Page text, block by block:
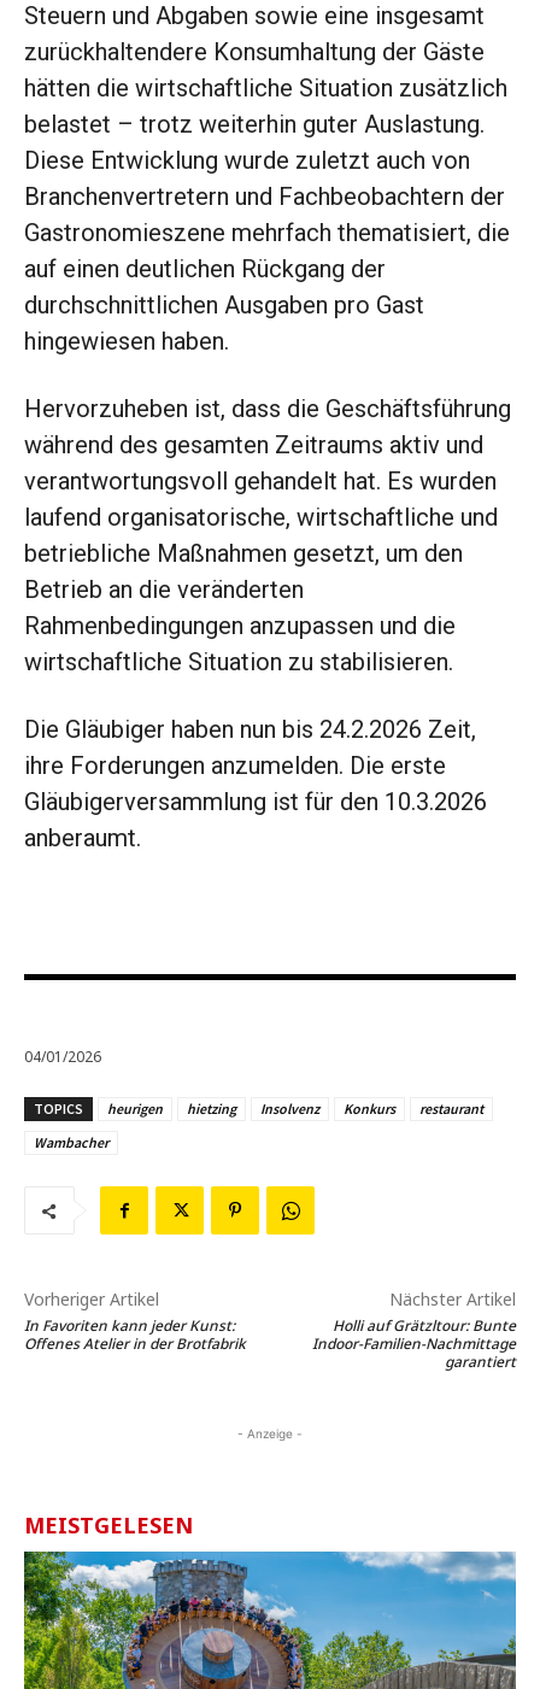
Steuern und Abgaben sowie eine insgesamt
zurückhaltendere Konsumhaltung der Gäste
hätten die wirtschaftliche Situation zusätzlich
belastet – trotz weiterhin guter Auslastung.
Diese Entwicklung wurde zuletzt auch von
Branchenvertretern und Fachbeobachtern der
Gastronomieszene mehrfach thematisiert, die
auf einen deutlichen Rückgang der
durchschnittlichen Ausgaben pro Gast
hingewiesen haben.
Hervorzuheben ist, dass die Geschäftsführung
während des gesamten Zeitraums aktiv und
verantwortungsvoll gehandelt hat. Es wurden
laufend organisatorische, wirtschaftliche und
betriebliche Maßnahmen gesetzt, um den
Betrieb an die veränderten
Rahmenbedingungen anzupassen und die
wirtschaftliche Situation zu stabilisieren.
Die Gläubiger haben nun bis 24.2.2026 Zeit,
ihre Forderungen anzumelden. Die erste
Gläubigerversammlung ist für den 10.3.2026
anberaumt.
04/01/2026
TOPICS heurigen hietzing Insolvenz Konkurs
restaurant
Wambacher
Vorheriger Artikel
In Favoriten kann jeder Kunst:
Offenes Atelier in der Brotfabrik
Nächster Artikel
Holli auf Grätzltour: Bunte
Indoor-Familien-Nachmittage
garantiert
- Anzeige -
MEISTGELESEN